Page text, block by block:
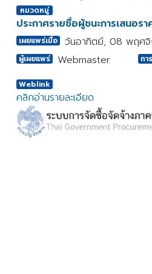
หมวดหมู่
ประกาศรายชื่อผู้ชนะการเสนอร
เผยแพร่เมื่อ วันอาทิตย์, 08 พฤศ
ผู้เผยแพร่ Webmaster กา
Weblink
คลิกอ่านรายละเอียด